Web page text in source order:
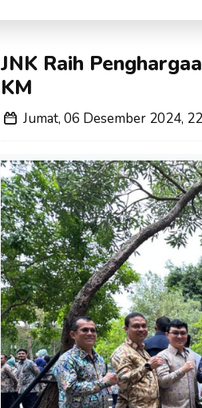
JNK Raih
KM
Jumat, 06 Desember 2024,